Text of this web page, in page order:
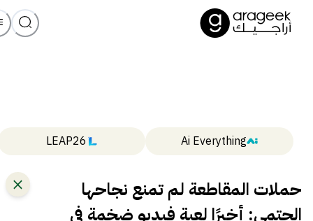
Ai Everything
LEAP26
حملات المقاطعة لم تمنع نجاحها
الحتمي: أخيرًا لعبة فيديو ضخمة في